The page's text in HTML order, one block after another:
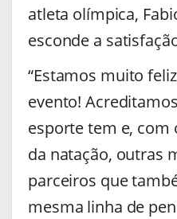
atleta olímpica,
esconde a
“Estamos muito
evento!
esporte tem e, com
da natação, outras
parceiros que
mesma linha de